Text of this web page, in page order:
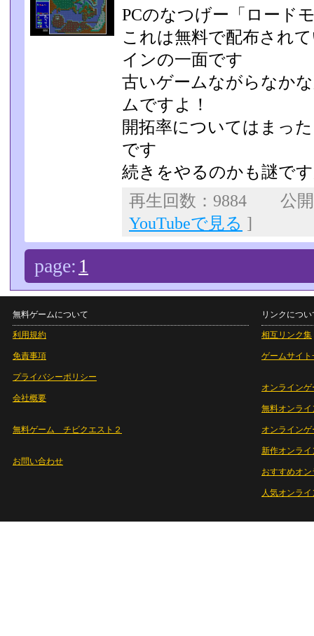
PCのなつげー「ロード
これは無料で配布され
インの一面です
古いゲームながらなか
ムですよ！
開拓率についてはまっ
です
続きをやるのかも謎で
再生回数：9884 公
YouTubeで見る ]
page: 1
無料ゲームについて
利用規約
免責事項
プライバシーポリシー
会社概要
無料ゲーム チビクエスト２
お問い合わせ
リンクについ
相互リンク集
ゲームサイト
オンラインゲ
無料オンライ
オンライン
新作オンライ
おすすめオ
人気オンラ